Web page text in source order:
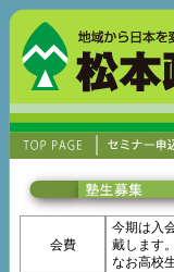
会費
今期は入
戴します。
なお高校